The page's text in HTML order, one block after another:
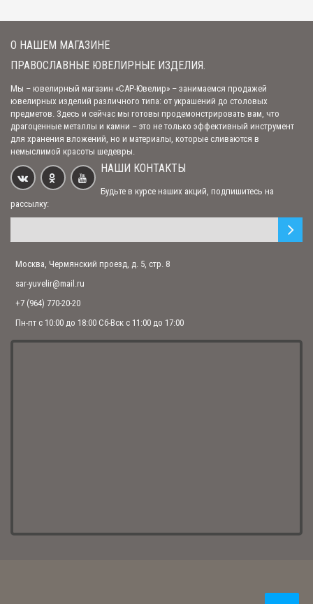
Четырехлепестковый нательный крест «Оранта» позалоченный
5 610.00 р.
Позолоченный нательный крест "Распятие Христово. Да будет воля
Твоя"
4 860.00 р.
Бог"
20 700.00 р.
Нательный крест с образом Покрова Божией Матери
8 532.00 р.6 600.00 р.
О НАШЕМ МАГАЗИНЕ
ПРАВОСЛАВНЫЕ ЮВЕЛИРНЫЕ ИЗДЕЛИЯ.
Мы – ювелирный магазин «САР-Ювелир» – занимаемся продажей
ювелирных изделий различного типа: от украшений до столовых
предметов. Здесь и сейчас мы готовы продемонстрировать вам, что
драгоценные металлы и камни – это не только эффективный инструмент
для хранения вложений, но и материалы, которые сливаются в
немыслимой красоты шедевры.
НАШИ КОНТАКТЫ
Будьте в курсе наших акций, подпишитесь на
рассылку:
Москва, Чермянский проезд, д. 5, стр. 8
sar-yuvelir@mail.ru
+7 (964) 770-20-20
Пн-пт с 10:00 до 18:00 Сб-Вск с 11:00 до 17:00